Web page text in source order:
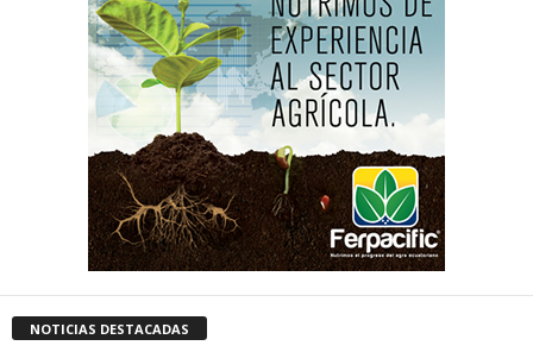
NOTICIAS DESTACADAS